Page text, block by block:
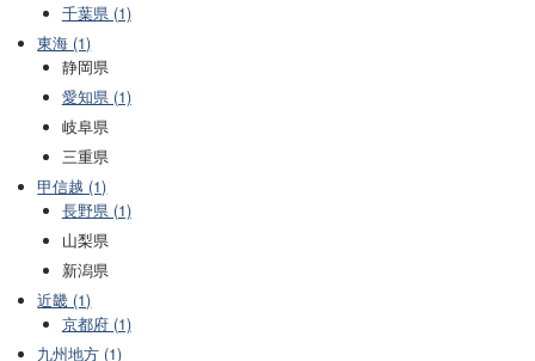
千葉県 (1)
東海 (1)
静岡県
愛知県 (1)
岐阜県
三重県
甲信越 (1)
長野県 (1)
山梨県
新潟県
近畿 (1)
京都府 (1)
九州地方 (1)